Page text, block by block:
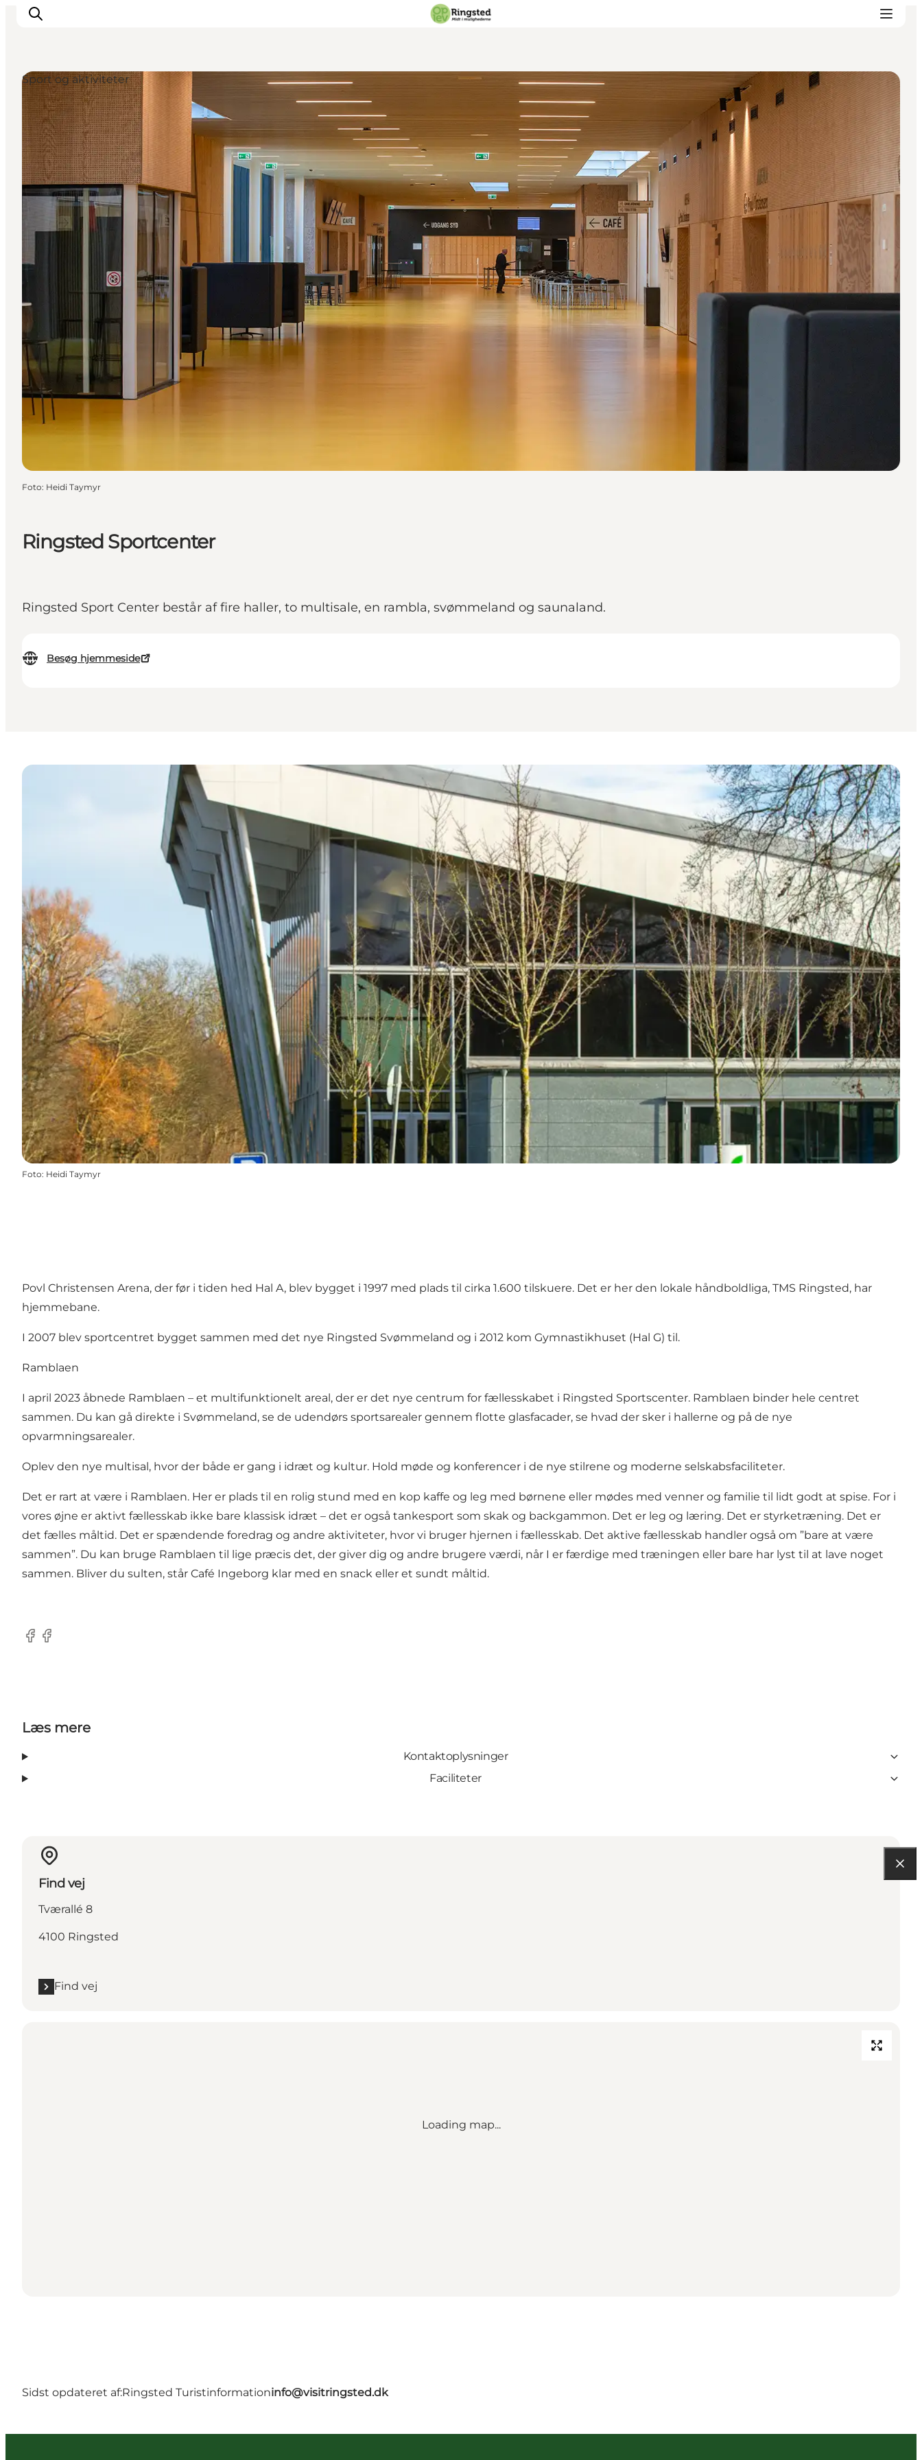
Mest for børn
Ophold
Ringsted Børnefestival
Ringsted Ældrefestival
Naturpark Ringsted
Ringsted Sportcenter
Ringsted Sport Center består af fire haller, to multisale, en rambla, svømmeland og saunaland.
Besøg hjemmeside
Sport og aktiviteter
Foto: Heidi Taymyr
Foto: Heidi Taymyr
Povl Christensen Arena, der før i tiden hed Hal A, blev bygget i 1997 med plads til cirka 1.600 tilskuere. Det er her den lokale håndboldliga, TMS Ringsted, har
hjemmebane.
I 2007 blev sportcentret bygget sammen med det nye Ringsted Svømmeland og i 2012 kom Gymnastikhuset (Hal G) til.
Ramblaen
I april 2023 åbnede Ramblaen – et multifunktionelt areal, der er det nye centrum for fællesskabet i Ringsted Sportscenter. Ramblaen binder hele centret
sammen. Du kan gå direkte i Svømmeland, se de udendørs sportsarealer gennem flotte glasfacader, se hvad der sker i hallerne og på de nye
opvarmningsarealer.
Oplev den nye multisal, hvor der både er gang i idræt og kultur. Hold møde og konferencer i de nye stilrene og moderne selskabsfaciliteter.
Det er rart at være i Ramblaen. Her er plads til en rolig stund med en kop kaffe og leg med børnene eller mødes med venner og familie til lidt godt at spise. For i
vores øjne er aktivt fællesskab ikke bare klassisk idræt – det er også tankesport som skak og backgammon. Det er leg og læring. Det er styrketræning. Det er
det fælles måltid. Det er spændende foredrag og andre aktiviteter, hvor vi bruger hjernen i fællesskab. Det aktive fællesskab handler også om ”bare at være
sammen”. Du kan bruge Ramblaen til lige præcis det, der giver dig og andre brugere værdi, når I er færdige med træningen eller bare har lyst til at lave noget
sammen. Bliver du sulten, står Café Ingeborg klar med en snack eller et sundt måltid.
Facebook
Facebook
Læs mere
Kontaktoplysninger
Faciliteter
Find vej
Tværallé 8
4100 Ringsted
Find vej
Loading map...
Sidst opdateret af:Ringsted Turistinformationinfo@visitringsted.dk